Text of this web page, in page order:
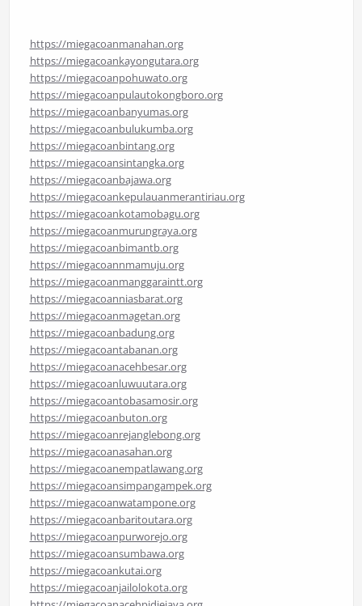
https://miegacoanmanahan.org
https://miegacoankayongutara.org
https://miegacoanpohuwato.org
https://miegacoanpulautokongboro.org
https://miegacoanbanyumas.org
https://miegacoanbulukumba.org
https://miegacoanbintang.org
https://miegacoansintangka.org
https://miegacoanbajawa.org
https://miegacoankepulauanmerantiriau.org
https://miegacoankotamobagu.org
https://miegacoanmurungraya.org
https://miegacoanbimantb.org
https://miegacoannmamuju.org
https://miegacoanmanggaraintt.org
https://miegacoanniasbarat.org
https://miegacoanmagetan.org
https://miegacoanbadung.org
https://miegacoantabanan.org
https://miegacoanacehbesar.org
https://miegacoanluwuutara.org
https://miegacoantobasamosir.org
https://miegacoanbuton.org
https://miegacoanrejanglebong.org
https://miegacoanasahan.org
https://miegacoanempatlawang.org
https://miegacoansimpangampek.org
https://miegacoanwatampone.org
https://miegacoanbaritoutara.org
https://miegacoanpurworejo.org
https://miegacoansumbawa.org
https://miegacoankutai.org
https://miegacoanjailolokota.org